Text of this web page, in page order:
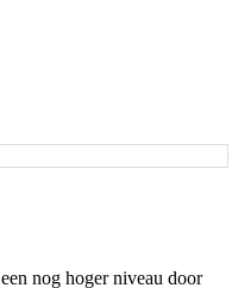
nog hoger niveau door